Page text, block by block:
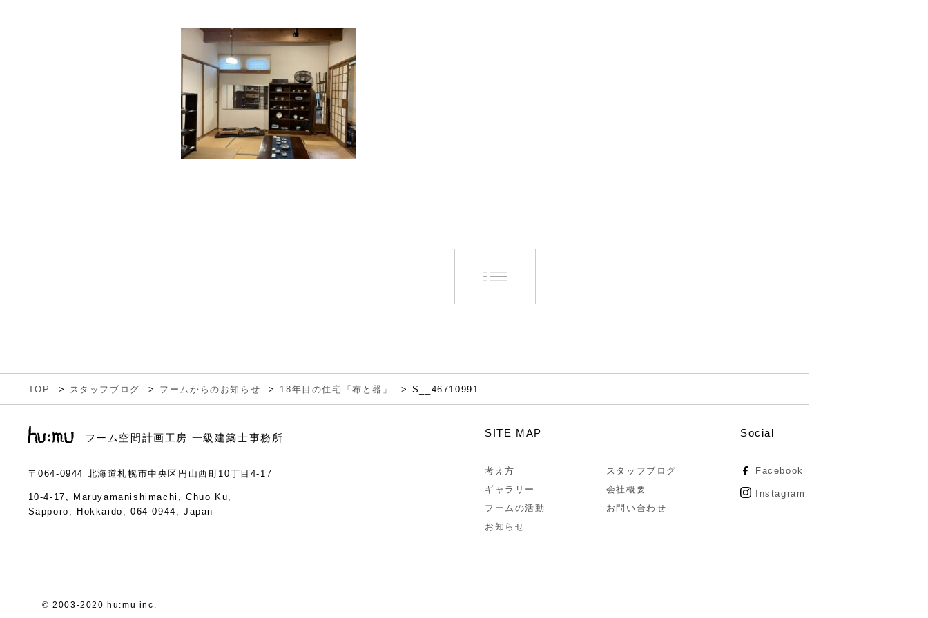
TOP スタッフブログ フームからのお知らせ 18年目の住宅「布と器」 S__46710991
フーム空間計画工房 一級建築士事務所
〒064-0944 北海道札幌市中央区円山西町10丁目4-17
10-4-17, Maruyamanishimachi, Chuo Ku,
Sapporo, Hokkaido, 064-0944, Japan
SITE MAP
考え方
ギャラリー
フームの活動
お知らせ
スタッフブログ
会社概要
お問い合わせ
Social
Facebook
Instagram
© 2003-2020 hu:mu inc.